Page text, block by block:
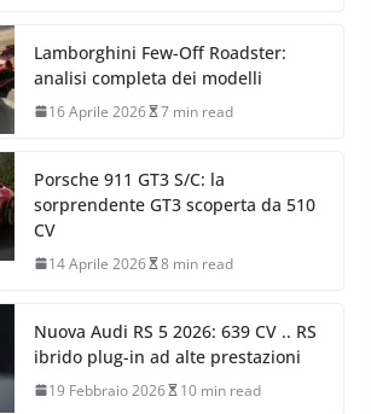
Lamborghini Few-Off Roadster:
analisi completa dei modelli
16 Aprile 2026 7 min read
Porsche 911 GT3 S/C: la
sorprendente GT3 scoperta da 510
CV
14 Aprile 2026 8 min read
Nuova Audi RS 5 2026: 639 CV .. RS
ibrido plug-in ad alte prestazioni
19 Febbraio 2026 10 min read